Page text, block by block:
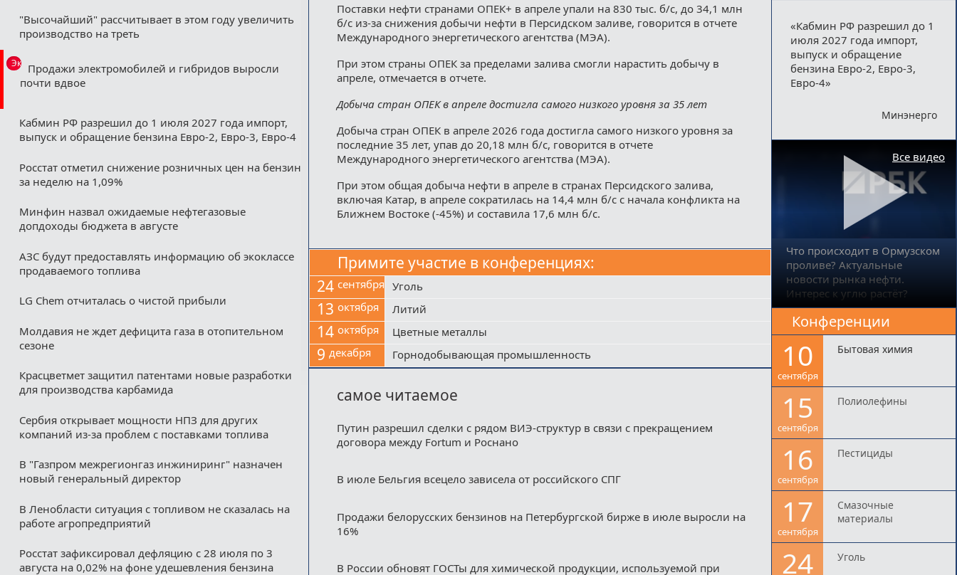
"Высочайший" рассчитывает в этом году увеличить
производство на треть
Эксклюзив
Продажи электромобилей и гибридов выросли
почти вдвое
Кабмин РФ разрешил до 1 июля 2027 года импорт,
выпуск и обращение бензина Евро-2, Евро-3, Евро-4
Росстат отметил снижение розничных цен на бензин
за неделю на 1,09%
Минфин назвал ожидаемые нефтегазовые
допдоходы бюджета в августе
АЗС будут предоставлять информацию об экоклассе
продаваемого топлива
LG Chem отчиталась о чистой прибыли
Молдавия не ждет дефицита газа в отопительном
сезоне
Красцветмет защитил патентами новые разработки
для производства карбамида
Сербия открывает мощности НПЗ для других
компаний из‑за проблем с поставками топлива
В "Газпром межрегионгаз инжиниринг" назначен
новый генеральный директор
В Ленобласти ситуация с топливом не сказалась на
работе агропредприятий
Росстат зафиксировал дефляцию с 28 июля по 3
августа на 0,02% на фоне удешевления бензина
Поставки нефти странами ОПЕК+ в апреле упали на 830 тыс. б/с, до 34,1 млн
б/с из-за снижения добычи нефти в Персидском заливе, говорится в отчете
Международного энергетического агентства (МЭА).
При этом страны ОПЕК за пределами залива смогли нарастить добычу в
апреле, отмечается в отчете.
Добыча стран ОПЕК в апреле достигла самого низкого уровня за 35 лет
Добыча стран ОПЕК в апреле 2026 года достигла самого низкого уровня за
последние 35 лет, упав до 20,18 млн б/с, говорится в отчете
Международного энергетического агентства (МЭА).
При этом общая добыча нефти в апреле в странах Персидского залива,
включая Катар, в апреле сократилась на 14,4 млн б/с с начала конфликта на
Ближнем Востоке (-45%) и составила 17,6 млн б/с.
Примите участие в конференциях:
24 сентября Уголь
13 октября Литий
14 октября Цветные металлы
9 декабря Горнодобывающая промышленность
самое читаемое
Путин разрешил сделки с рядом ВИЭ-структур в связи с прекращением
договора между Fortum и Роснано
В июле Бельгия всецело зависела от российского СПГ
Продажи белорусских бензинов на Петербургской бирже в июле выросли на
16%
В России обновят ГОСТы для химической продукции, используемой при
«Кабмин РФ разрешил до 1
июля 2027 года импорт,
выпуск и обращение
бензина Евро-2, Евро-3,
Евро-4»
Минэнерго
Что происходит в Ормузском
проливе? Актуальные
новости рынка нефти.
Интерес к углю растёт?
Все видео
Конференции
10
сентября
Бытовая химия
15
сентября
Полиолефины
16
сентября
Пестициды
17
сентября
Смазочные
материалы
24 Уголь